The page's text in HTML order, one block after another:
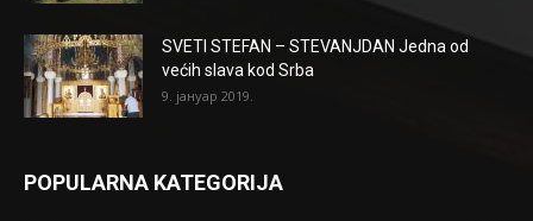
SVETI STEFAN – STEVANJDAN Jedna od
većih slava kod Srba
9. јануар 2019.
POPULARNA KATEGORIJA